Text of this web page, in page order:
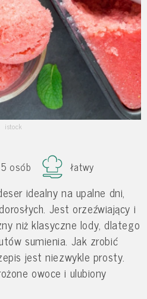
istock
osób łatwy
idealny na upalne dni,
Jest orzeźwiający i
niż klasyczne lody, dlatego
sumienia. Jak zrobić
jest niezwykle prosty.
owoce i ulubiony